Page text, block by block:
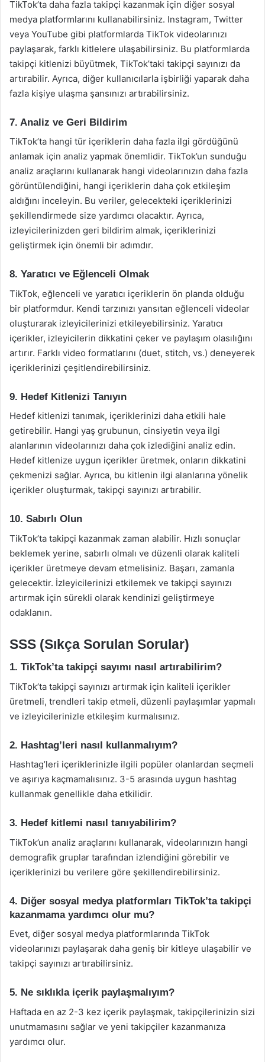
TikTok’ta daha fazla takipçi kazanmak için diğer sosyal
medya platformlarını kullanabilirsiniz. Instagram, Twitter
veya YouTube gibi platformlarda TikTok videolarınızı
paylaşarak, farklı kitlelere ulaşabilirsiniz. Bu platformlarda
takipçi kitlenizi büyütmek, TikTok’taki takipçi sayınızı da
artırabilir. Ayrıca, diğer kullanıcılarla işbirliği yaparak daha
fazla kişiye ulaşma şansınızı artırabilirsiniz.
7. Analiz ve Geri Bildirim
TikTok’ta hangi tür içeriklerin daha fazla ilgi gördüğünü
anlamak için analiz yapmak önemlidir. TikTok’un sunduğu
analiz araçlarını kullanarak hangi videolarınızın daha fazla
görüntülendiğini, hangi içeriklerin daha çok etkileşim
aldığını inceleyin. Bu veriler, gelecekteki içeriklerinizi
şekillendirmede size yardımcı olacaktır. Ayrıca,
izleyicilerinizden geri bildirim almak, içeriklerinizi
geliştirmek için önemli bir adımdır.
8. Yaratıcı ve Eğlenceli Olmak
TikTok, eğlenceli ve yaratıcı içeriklerin ön planda olduğu
bir platformdur. Kendi tarzınızı yansıtan eğlenceli videolar
oluşturarak izleyicilerinizi etkileyebilirsiniz. Yaratıcı
içerikler, izleyicilerin dikkatini çeker ve paylaşım olasılığını
artırır. Farklı video formatlarını (duet, stitch, vs.) deneyerek
içeriklerinizi çeşitlendirebilirsiniz.
9. Hedef Kitlenizi Tanıyın
Hedef kitlenizi tanımak, içeriklerinizi daha etkili hale
getirebilir. Hangi yaş grubunun, cinsiyetin veya ilgi
alanlarının videolarınızı daha çok izlediğini analiz edin.
Hedef kitlenize uygun içerikler üretmek, onların dikkatini
çekmenizi sağlar. Ayrıca, bu kitlenin ilgi alanlarına yönelik
içerikler oluşturmak, takipçi sayınızı artırabilir.
10. Sabırlı Olun
TikTok’ta takipçi kazanmak zaman alabilir. Hızlı sonuçlar
beklemek yerine, sabırlı olmalı ve düzenli olarak kaliteli
içerikler üretmeye devam etmelisiniz. Başarı, zamanla
gelecektir. İzleyicilerinizi etkilemek ve takipçi sayınızı
artırmak için sürekli olarak kendinizi geliştirmeye
odaklanın.
SSS (Sıkça Sorulan Sorular)
1. TikTok’ta takipçi sayımı nasıl artırabilirim?
TikTok’ta takipçi sayınızı artırmak için kaliteli içerikler
üretmeli, trendleri takip etmeli, düzenli paylaşımlar yapmalı
ve izleyicilerinizle etkileşim kurmalısınız.
2. Hashtag’leri nasıl kullanmalıyım?
Hashtag’leri içeriklerinizle ilgili popüler olanlardan seçmeli
ve aşırıya kaçmamalısınız. 3-5 arasında uygun hashtag
kullanmak genellikle daha etkilidir.
3. Hedef kitlemi nasıl tanıyabilirim?
TikTok’un analiz araçlarını kullanarak, videolarınızın hangi
demografik gruplar tarafından izlendiğini görebilir ve
içeriklerinizi bu verilere göre şekillendirebilirsiniz.
4. Diğer sosyal medya platformları TikTok’ta takipçi
kazanmama yardımcı olur mu?
Evet, diğer sosyal medya platformlarında TikTok
videolarınızı paylaşarak daha geniş bir kitleye ulaşabilir ve
takipçi sayınızı artırabilirsiniz.
5. Ne sıklıkla içerik paylaşmalıyım?
Haftada en az 2-3 kez içerik paylaşmak, takipçilerinizin sizi
unutmamasını sağlar ve yeni takipçiler kazanmanıza
yardımcı olur.